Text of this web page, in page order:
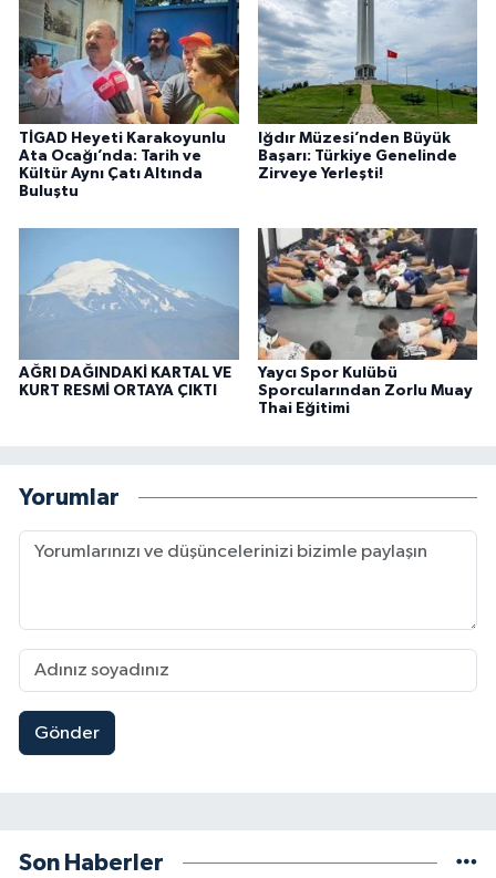
TİGAD Heyeti Karakoyunlu
Ata Ocağı’nda: Tarih ve
Kültür Aynı Çatı Altında
Buluştu
Iğdır Müzesi’nden Büyük
Başarı: Türkiye Genelinde
Zirveye Yerleşti!
AĞRI DAĞINDAKİ KARTAL VE
KURT RESMİ ORTAYA ÇIKTI
Yaycı Spor Kulübü
Sporcularından Zorlu Muay
Thai Eğitimi
Yorumlar
Gönder
Son Haberler